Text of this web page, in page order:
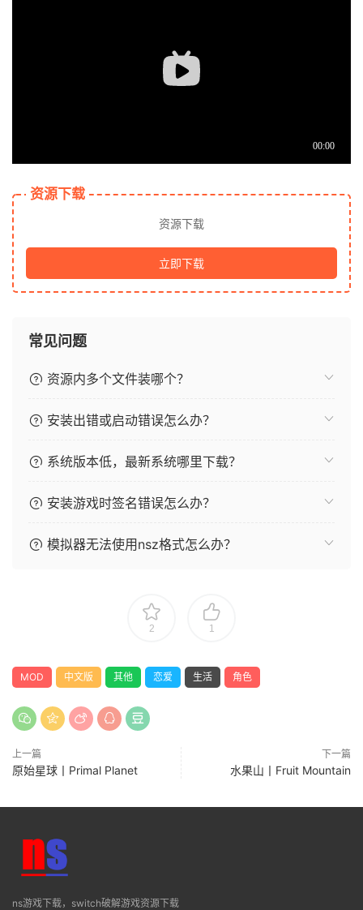
资源下载
资源下载
立即下载
常见问题
资源内多个文件装哪个？
安装出错或启动错误怎么办？
系统版本低，最新系统哪里下载？
安装游戏时签名错误怎么办？
模拟器无法使用nsz格式怎么办？
2 1
MOD 中文版 其他 恋爱 生活 角色
上一篇
原始星球丨Primal Planet
下一篇
水果山丨Fruit Mountain
ns游戏下载，switch破解游戏资源下载